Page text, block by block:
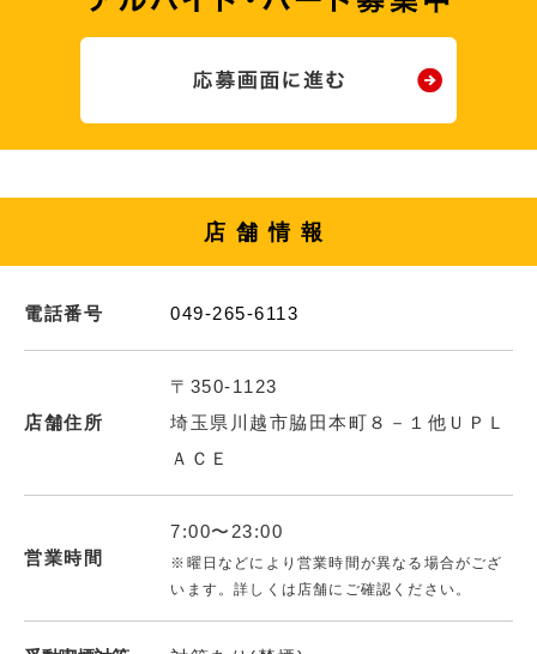
店舗情報
電話番号 049-265-6113
店舗住所
〒350-1123
埼玉県川越市脇田本町８－１他ＵＰＬ
ＡＣＥ
営業時間
7:00〜23:00
※曜日などにより営業時間が異なる場合がござ
います。詳しくは店舗にご確認ください。